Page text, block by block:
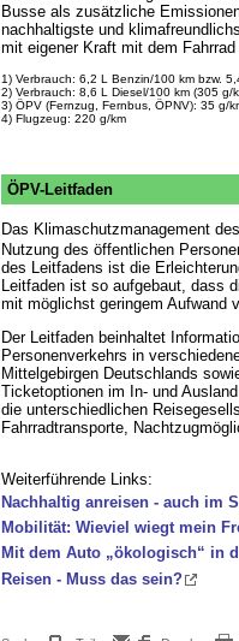
Busse als zusätzliche
nachhaltigste und
mit eigener Kraft mit dem
1) Verbrauch: 6,2 L Benzin/100 km bzw.
2) Verbrauch: 8,6 L Diesel/100 km (305 g/
3) ÖPV (Fernzug, Fernbus, ÖPNV): 35 g/
4) Flugzeug: 220 g/km
ÖPV-Leitfaden
Das Klimaschutzmanagement
Nutzung des öffentlichen
des Leitfadens ist die
Leitfaden ist so aufgebaut, dass
mit möglichst geringem Aufwand
Der Leitfaden beinhaltet
Personenverkehrs in
Mittelgebirgen Deutschlands
Ticketoptionen im In- und
die unterschiedlichen
Fahrradtransporte,
Weiterführende Links:
Nachhaltig anreisen - auch im
Mobilität: Wieviel wiegt mein
Mit dem Auto „ökologisch“ in
Reisen - Muss das sein?